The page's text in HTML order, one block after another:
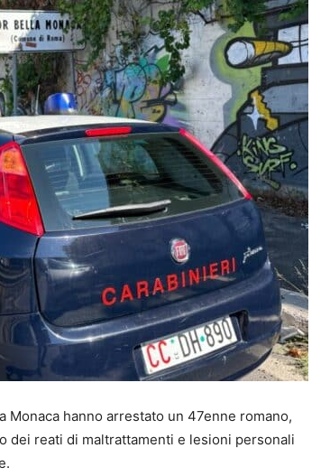
Monaca hanno arrestato un 47enne romano,
dei reati di maltrattamenti e lesioni personali